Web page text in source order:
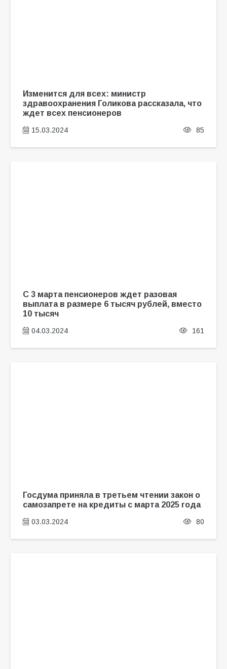
Изменится для всех: министр
здравоохранения Голикова рассказала, что
ждет всех пенсионеров
15.03.2024 85
С 3 марта пенсионеров ждет разовая
выплата в размере 6 тысяч рублей, вместо
10 тысяч
04.03.2024 161
Госдума приняла в третьем чтении закон о
самозапрете на кредиты с марта 2025 года
03.03.2024 80